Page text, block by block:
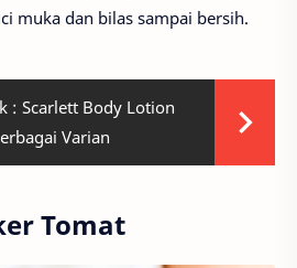
muka dan bilas sampai bersih.
: Scarlett Body Lotion
Varian
Tomat